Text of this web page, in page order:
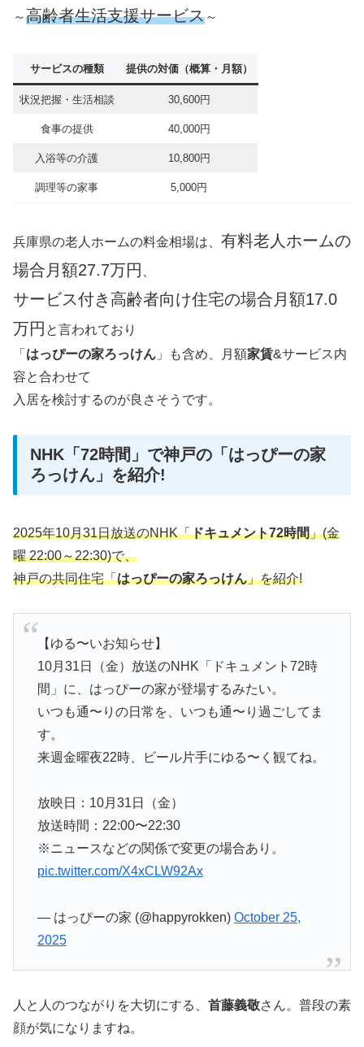
～高齢者生活支援サービス～
サービスの種類 提供の対価（概算・月額）
状況把握・生活相談 30,600円
食事の提供 40,000円
入浴等の介護 10,800円
調理等の家事 5,000円
兵庫県の老人ホームの料金相場は、 有料老人ホームの
場合月額27.7万円 、
サービス付き高齢者向け住宅の場合月額17.0
万円 と言われており
「 はっぴーの家ろっけん 」も含め、月額家賃&サービス内
容と合わせて
入居を検討するのが良さそうです。
NHK「72時間」で神戸の「はっぴーの家
ろっけん」を紹介!
2025年10月31日放送のNHK「ドキュメント72時間」(金
曜 22:00～22:30)で、
神戸の共同住宅「はっぴーの家ろっけん」を紹介!
【ゆる〜いお知らせ】
10月31日（金）放送のNHK「ドキュメント72時
間」に、はっぴーの家が登場するみたい。
いつも通〜りの日常を、いつも通〜り過ごしてま
す。
来週金曜夜22時、ビール片手にゆる〜く観てね。
放映日：10月31日（金）
放送時間：22:00〜22:30
※ニュースなどの関係で変更の場合あり。
pic.twitter.com/X4xCLW92Ax
— はっぴーの家 (@happyrokken) October 25,
2025
人と人のつながりを大切にする、 首藤義敬さん。普段の素
顔が気になりますね。